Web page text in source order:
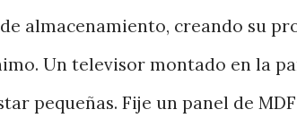
almacenamiento, creando su
Un televisor montado en la
pequeñas. Fije un panel de